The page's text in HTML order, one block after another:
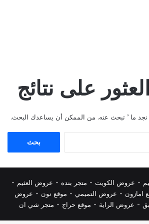
على نتائج
نجد ما ’ تبحث عنه. من الممكن أن يساعدك البحث.
- عروض الكويت - متجر بنده - عروض العثيم -
امازون - عروض التميمي - موقع نون - عروض
- عروض الراية - موقع حراج - متجر شي ان